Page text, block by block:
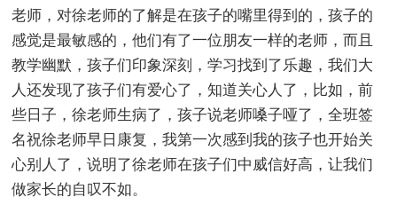
老师，对徐老师的了解是在孩子的嘴里得到的，孩子的
感觉是最敏感的，他们有了一位朋友一样的老师，而且
教学幽默，孩子们印象深刻，学习找到了乐趣，我们大
人还发现了孩子们有爱心了，知道关心人了，比如，前
些日子，徐老师生病了，孩子说老师嗓子哑了，全班签
名祝徐老师早日康复，我第一次感到我的孩子也开始关
心别人了，说明了徐老师在孩子们中威信好高，让我们
做家长的自叹不如。